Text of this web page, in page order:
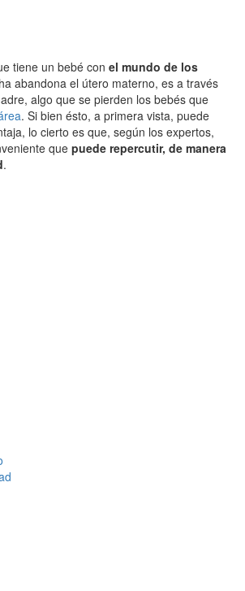
tiene un bebé con el mundo de los
abandona el útero materno, es a través
algo que se pierden los bebés que
. Si bien ésto, a primera vista, puede
lo cierto es que, según los expertos,
que puede repercutir, de manera
.